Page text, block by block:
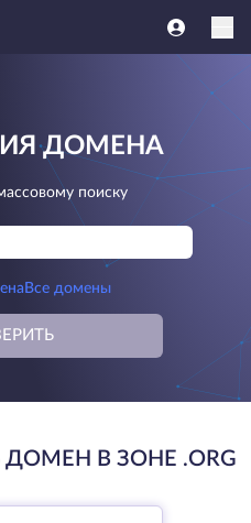
ДОМЕНА
поиску
Все домены
В ЗОНЕ .ORG